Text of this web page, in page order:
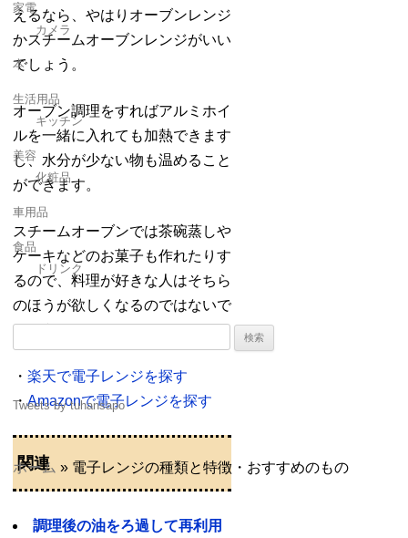
えるなら、やはりオーブンレンジ
かスチームオーブンレンジがいい
でしょう。
オーブン調理をすればアルミホイ
ルを一緒に入れても加熱できます
し、水分が少ない物も温めること
ができます。
スチームオーブンでは茶碗蒸しや
ケーキなどのお菓子も作れたりす
るので、料理が好きな人はそちら
のほうが欲しくなるのではないで
しょうか。
・ 楽天で電子レンジを探す
・Amazonで電子レンジを探す
関連
調理後の油をろ過して再利用
家電
カメラ
本
生活用品
キッチン
美容
化粧品
車用品
食品
ドリンク
Tweets by tuhansapo
ホーム » 電子レンジの種類と特徴・おすすめのもの